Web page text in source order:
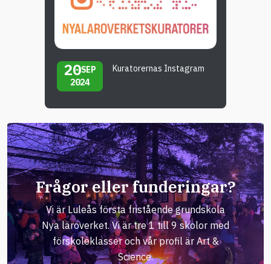
20SEP
2024
Kuratorernas Instagram
Frågor eller funderingar?
Vi är Luleås första fristående grundskola
Nya läroverket. Vi är tre 1 till 9 skolor med
förskoleklasser och vår profil är Art &
Science.